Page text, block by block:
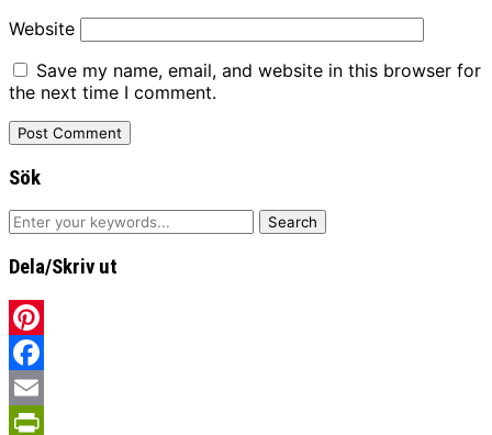
Website
Save my name, email, and website in this browser for
the next time I comment.
Sök
Dela/Skriv ut
Pinterest
Facebook
Email